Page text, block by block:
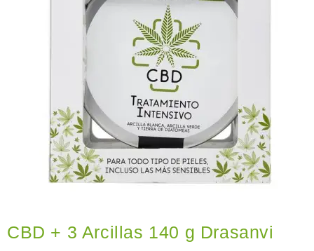
CBD + 3 Arcillas 140 g Drasanvi